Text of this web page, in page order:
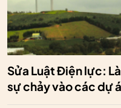
Sửa Luật Điện lực:
sự chảy vào các dự